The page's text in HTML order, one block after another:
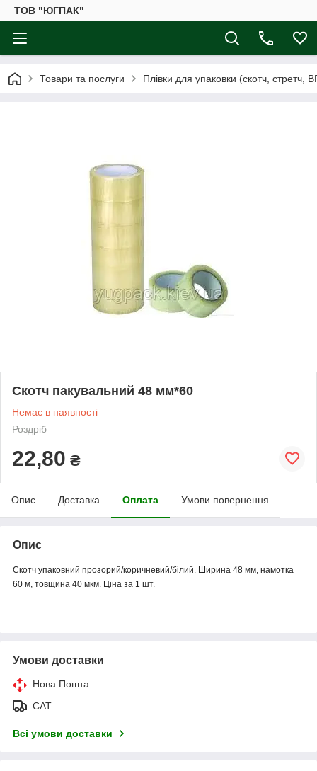
ТОВ "ЮГПАК"
Товари та послуги Плівки для упаковки (скотч, стретч,
Скотч пакувальний 48 мм*60
Немає в наявності
Роздріб
22,80 ₴
Опис Доставка Оплата Умови повернення
Опис
Скотч упаковний прозорий/коричневий/білий. Ширина 48 мм, намотка
60 м, товщина 40 мкм. Ціна за 1 шт.
Умови доставки
Нова Пошта
САТ
Всі умови доставки